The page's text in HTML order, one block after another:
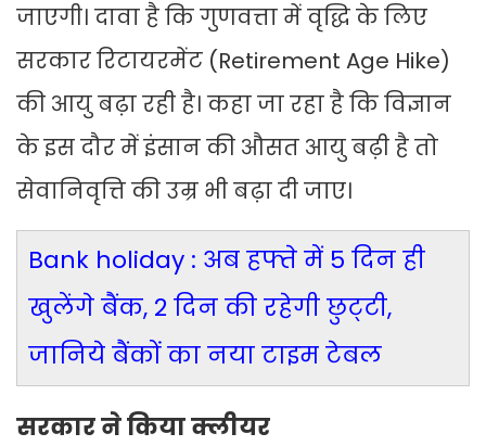
जाएगी। दावा है कि गुणवत्ता में वृद्धि के लिए
सरकार रिटायरमेंट (Retirement Age Hike)
की आयु बढ़ा रही है। कहा जा रहा है कि विज्ञान
के इस दौर में इंसान की औसत आयु बढ़ी है तो
सेवानिवृत्ति की उम्र भी बढ़ा दी जाए।
Bank holiday : अब हफ्ते में 5 दिन ही
खुलेंगे बैंक, 2 दिन की रहेगी छुट्‌टी,
जानिये बैंकों का नया टाइम टेबल
सरकार ने किया क्लीयर